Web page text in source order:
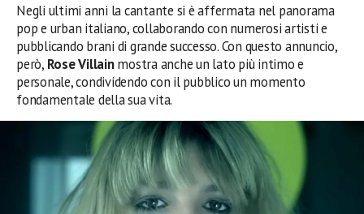
Negli ultimi anni la cantante si è affermata nel panorama
pop e urban italiano, collaborando con numerosi artisti e
pubblicando brani di grande successo. Con questo annuncio,
però, Rose Villainmostra anche un lato più intimo e
personale, condividendo con il pubblico un momento
fondamentale della sua vita.